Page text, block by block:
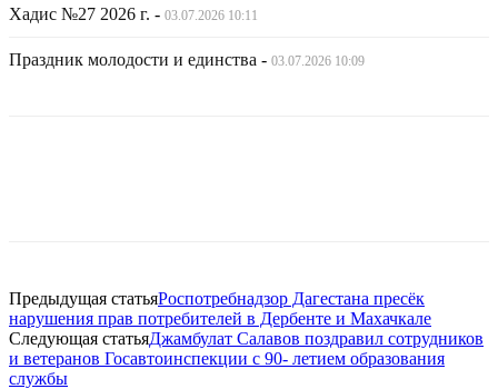
Хадис №27 2026 г. - 03.07.2026 10:11
Праздник молодости и единства - 03.07.2026 10:09
Предыдущая статьяРоспотребнадзор Дагестана пресёк
нарушения прав потребителей в Дербенте и Махачкале
Следующая статьяДжамбулат Салавов поздравил сотрудников
и ветеранов Госавтоинспекции с 90- летием образования
службы